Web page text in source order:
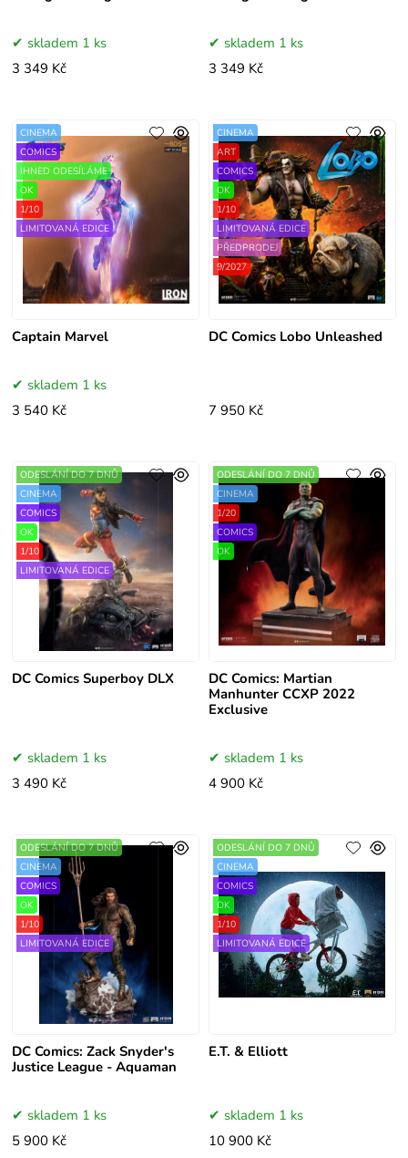
skladem 1 ks
3 349 Kč
skladem 1 ks
3 349 Kč
Captain Marvel
CINEMA
COMICS
IHNED ODESÍLÁME
OK
1/10
LIMITOVANÁ EDICE
skladem 1 ks
3 540 Kč
DC Comics Lobo Unleashed
CINEMA
ART
COMICS
OK
1/10
LIMITOVANÁ EDICE
PŘEDPRODEJ
9/2027
7 950 Kč
DC Comics Superboy DLX
ODESLÁNÍ DO 7 DNŮ
CINEMA
COMICS
OK
1/10
LIMITOVANÁ EDICE
skladem 1 ks
3 490 Kč
DC Comics: Martian
Manhunter CCXP 2022
Exclusive
ODESLÁNÍ DO 7 DNŮ
CINEMA
1/20
COMICS
OK
skladem 1 ks
4 900 Kč
DC Comics: Zack Snyder's
Justice League - Aquaman
ODESLÁNÍ DO 7 DNŮ
CINEMA
COMICS
OK
1/10
LIMITOVANÁ EDICE
skladem 1 ks
5 900 Kč
E.T. & Elliott
ODESLÁNÍ DO 7 DNŮ
CINEMA
COMICS
OK
1/10
LIMITOVANÁ EDICE
skladem 1 ks
10 900 Kč